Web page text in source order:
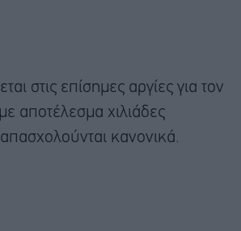
στις επίσημες αργίες για τον
αποτέλεσμα χιλιάδες
κανονικά.